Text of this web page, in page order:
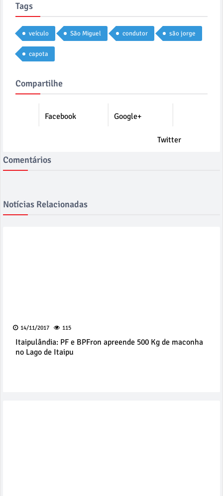
Tags
veículo São Miguel condutor são jorge
capota
Compartilhe
Facebook Google+
Twitter
Comentários
Notícias Relacionadas
14/11/2017 115
Itaipulândia: PF e BPFron apreende 500 Kg de maconha
no Lago de Itaipu